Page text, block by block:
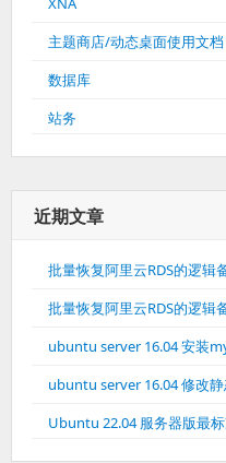
主题商店/动态桌面使用文档
数据库
站务
近期文章
批量恢复阿里云RDS的逻辑
批量恢复阿里云RDS的逻辑
ubuntu server 16.04 安装
ubuntu server 16.04 修改
Ubuntu 22.04 服务器版最